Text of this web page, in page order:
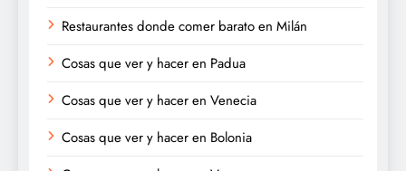
Restaurantes donde comer barato en Milán
Cosas que ver y hacer en Padua
Cosas que ver y hacer en Venecia
Cosas que ver y hacer en Bolonia